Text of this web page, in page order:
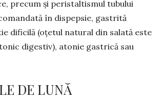
precum și peris­taltismul tubului
în dispepsie, gas­trită
dificilă (oțetul natural din salată este
digestiv), atonie gastrică sau
DE LUNĂ